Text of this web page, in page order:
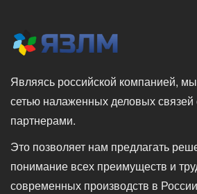
Являясь российской компанией,
сетью налаженных деловых
партнерами.
Это позволяет нам предлагать
понимание всех преимуществ и
современных производств в